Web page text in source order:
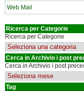
Web Mail
Ricerca per Categorie
Ricerca per Categorie
Cerca in Archivio i post
Cerca in Archivio i post
Tag